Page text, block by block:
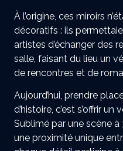
À l’origine, ces miroirs
décoratifs : ils
artistes d’échanger des
salle, faisant du lieu un
de rencontres et de
Aujourd’hui, prendre
d’histoire, c’est s’offrir
Sublimé par une scène à
une proximité unique